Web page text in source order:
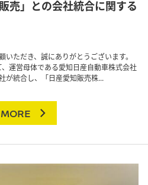
売」との会社統合に関する
ただき、誠にありがとうございます。
運営母体である愛知日産自動車株式会社
が統合し、「日産愛知販売株...
MORE